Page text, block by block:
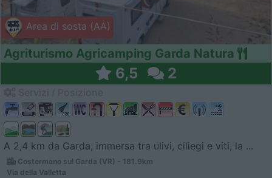
Area di sosta (AA)
Agriturismo Agricamping Garda Natura
6,5 2
A 2,4 km da Garda, immersa tra ulivi, ciliegi e viti, la ...
Costermano sul Garda (VR) - 181.9km
Via della Valletta